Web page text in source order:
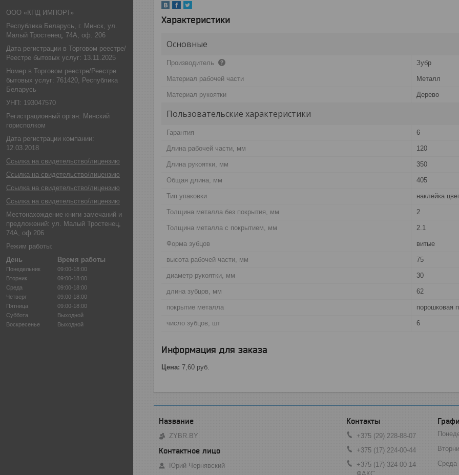
ООО «КПД ИМПОРТ»
Республика Беларусь, г. Минск, ул.
Малый Тростенец, 74А, оф. 206
Дата регистрации в Торговом реестре/
Реестре бытовых услуг: 13.11.2025
Номер в Торговом реестре/Реестре
бытовых услуг: 761420, Республика
Беларусь
УНП: 193047570
Регистрационный орган: Минский
горисполком
Дата регистрации компании:
12.03.2018
Ссылка на свидетельство/лицензию
Ссылка на свидетельство/лицензию
Ссылка на свидетельство/лицензию
Ссылка на свидетельство/лицензию
Местонахождение книги замечаний и
предложений: ул. Малый Тростенец,
74А, оф 206
Режим работы:
День
Время работы
Понедельник
09:00-18:00
Вторник
09:00-18:00
Среда
09:00-18:00
Четверг
09:00-18:00
Пятница
09:00-18:00
Суббота
Выходной
Воскресенье
Выходной
Характеристики
Основные
Производитель Зубр
Материал рабочей части Металл
Материал рукоятки Дерево
Пользовательские характеристики
Гарантия 6
Длина рабочей части, мм 120
Длина рукоятки, мм 350
Общая длина, мм 405
Тип упаковки наклейка
Толщина металла без покрытия, мм 2
Толщина металла с покрытием, мм 2.1
Форма зубцов витые
высота рабочей части, мм 75
диаметр рукоятки, мм 30
длина зубцов, мм 62
покрытие металла порошковая
число зубцов, шт 6
Информация для заказа
Цена: 7,60 руб.
ZYBR.BY
Юрий Чернявский
+375 (29) 228-88-07
+375 (17) 224-00-44
+375 (17) 324-00-14
Среда